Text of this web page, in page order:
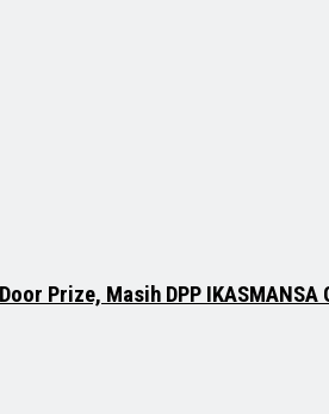
Prize, Masih DPP